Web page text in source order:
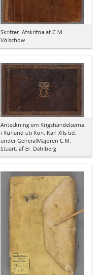
Skrifter. Afskrifna af C.M.
Völschow
Anteckning om Krigshändelserna
i Kurland uti Kon. Karl XIIs tid,
under GeneralMajoren C.M.
Stuart, af Er. Dahlberg